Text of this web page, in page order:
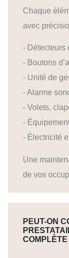
Chaque
avec
- Détecteurs
- Boutons
- Unité de
- Alarme
- Volets,
-
- Électricité
Une
de vos
PEUT-ON